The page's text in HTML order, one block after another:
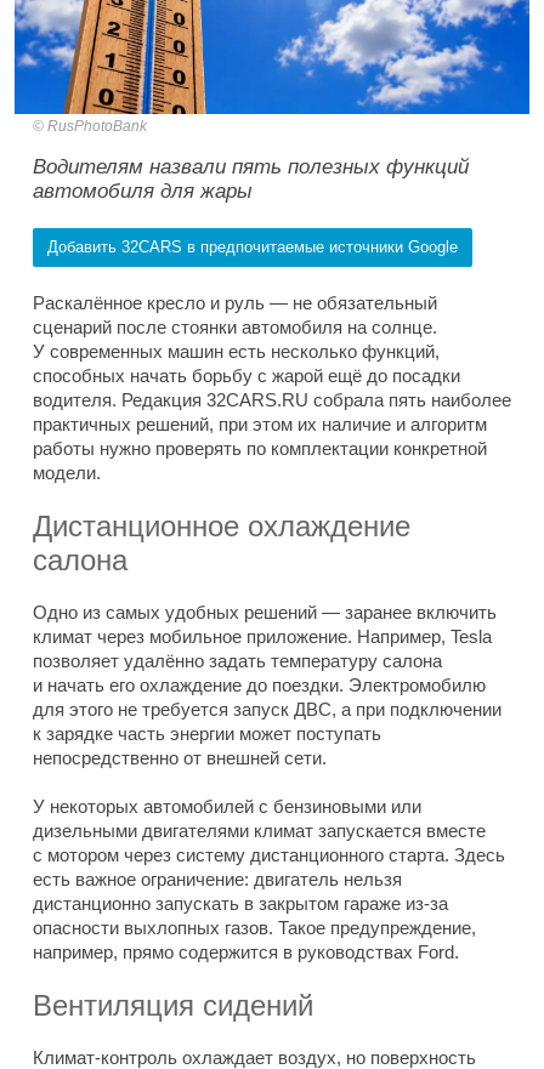
RusPhotoBank
Водителям назвали пять полезных функций
автомобиля для жары
Добавить 32CARS в предпочитаемые источники Google
Раскалённое кресло и руль — не обязательный
сценарий после стоянки автомобиля на солнце.
У современных машин есть несколько функций,
способных начать борьбу с жарой ещё до посадки
водителя. Редакция 32CARS.RU собрала пять наиболее
практичных решений, при этом их наличие и алгоритм
работы нужно проверять по комплектации конкретной
модели.
Дистанционное охлаждение
салона
Одно из самых удобных решений — заранее включить
климат через мобильное приложение. Например, Tesla
позволяет удалённо задать температуру салона
и начать его охлаждение до поездки. Электромобилю
для этого не требуется запуск ДВС, а при подключении
к зарядке часть энергии может поступать
непосредственно от внешней сети.
У некоторых автомобилей с бензиновыми или
дизельными двигателями климат запускается вместе
с мотором через систему дистанционного старта. Здесь
есть важное ограничение: двигатель нельзя
дистанционно запускать в закрытом гараже из-за
опасности выхлопных газов. Такое предупреждение,
например, прямо содержится в руководствах Ford.
Вентиляция сидений
Климат-контроль охлаждает воздух, но поверхность